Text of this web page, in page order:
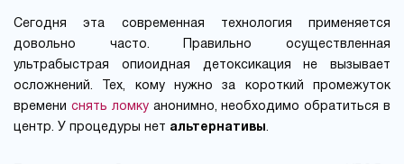
Сегодня эта современная технология применяется
довольно часто. Правильно осуществленная
ультрабыстрая опиоидная детоксикация не вызывает
осложнений. Тех, кому нужно за короткий промежуток
времени снять ломкуанонимно, необходимо обратиться в
центр. У процедуры нет альтернативы .